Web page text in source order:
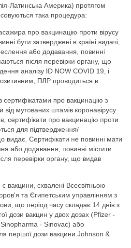
Латинська Америка) протягом
така процедура:
про вакцинацію проти вірусу
бути затверджені в країні видачі,
a6o додавання, повинні
після перевірки органу, що
аналізу ID NOW COVID 19, i
ПЛР проводиться в
про вакцинацію з
від мутованих штамів коронавірусу
сертифікати про вакцинацію проти
для підтвердження/
видає. Сертифікати не повинні мати
a6o додавання, повинні містити
перевірки органу, що видав
вакцини, схвалені Всесвітньою
та Єгипетським управлінням з
що період часу складає 14 днів з
дози вакцин у двох дозах (Pfizer -
- Sinovac) aбo
першої дози вакцини Johnson &